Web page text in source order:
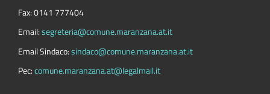
Fax: 0141 777404
Email:segreteria@comune.maranzana.at.it
Email Sindaco:sindaco@comune.maranzana.at.it
Pec:comune.maranzana.at@legalmail.it